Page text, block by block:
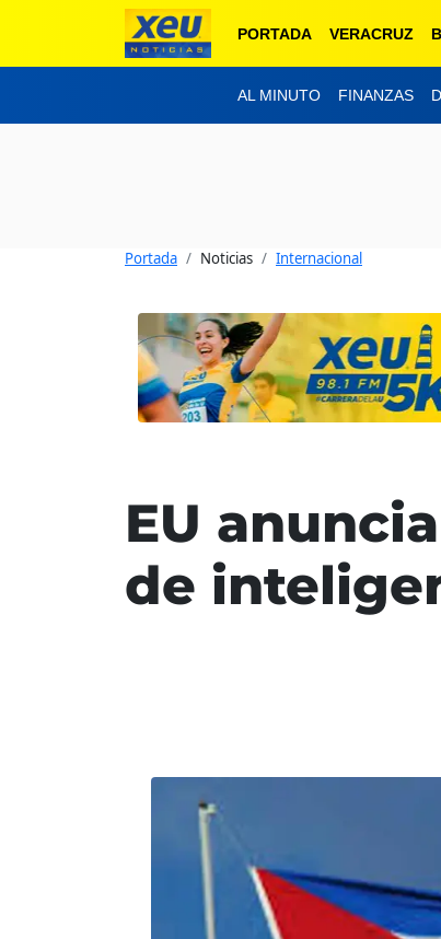
PORTADA VERACRUZ
AL MINUTO FINANZAS
Portada Noticias Internacional
EU
de